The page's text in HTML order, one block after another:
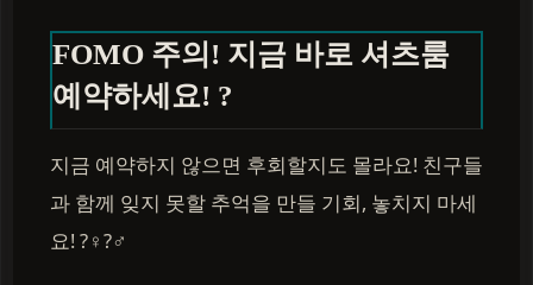
FOMO 주의! 지금 바로 셔츠룸
예약하세요! ?
지금 예약하지 않으면 후회할지도 몰라요! 친구들
과 함께 잊지 못할 추억을 만들 기회, 놓치지 마세
요! ?‍♀️?‍♂️